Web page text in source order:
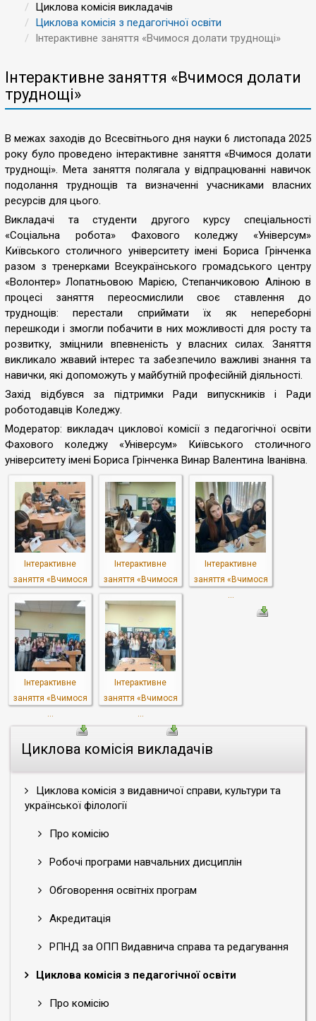
Циклова комісія викладачів
Циклова комісія з педагогічної освіти
Інтерактивне заняття «Вчимося долати труднощі»
Циклова комісія викладачів
Циклова комісія з видавничої справи, культури та
української філології
Про комісію
Робочі програми навчальних дисциплін
Обговорення освітніх програм
Акредитація
РПНД за ОПП Видавнича справа та редагування
Циклова комісія з педагогічної освіти
Про комісію
Інтерактивне заняття «Вчимося долати
труднощі»
В межах заходів до Всесвітнього дня науки 6 листопада 2025
року було проведено інтерактивне заняття «Вчимося долати
труднощі». Мета заняття полягала у відпрацюванні навичок
подолання труднощів та визначенні учасниками власних
ресурсів для цього.
Викладачі та студенти другого курсу спеціальності
«Соціальна робота» Фахового коледжу «Універсум»
Київського столичного університету імені Бориса Грінченка
разом з тренерками Всеукраїнського громадського центру
«Волонтер» Лопатньовою Марією, Степанчиковою Аліною в
процесі заняття переосмислили своє ставлення до
труднощів: перестали сприймати їх як непереборні
перешкоди і змогли побачити в них можливості для росту та
розвитку, зміцнили впевненість у власних силах. Заняття
викликало жвавий інтерес та забезпечило важливі знання та
навички, які допоможуть у майбутній професійній діяльності.
Захід відбувся за підтримки Ради випускників і Ради
роботодавців Коледжу.
Модератор: викладач циклової комісії з педагогічної освіти
Фахового коледжу «Універсум» Київського столичного
університету імені Бориса Грінченка Винар Валентина Іванівна.
Інтерактивне
заняття «Вчимося
Інтерактивне
заняття «Вчимося
Інтерактивне
заняття «Вчимося
...
Інтерактивне
заняття «Вчимося
...
Інтерактивне
заняття «Вчимося
...